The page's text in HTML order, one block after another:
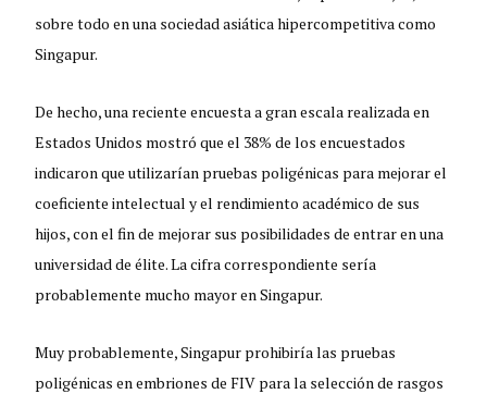
sobre todo en una sociedad asiática hipercompetitiva como
Singapur.
De hecho, una reciente encuesta a gran escala realizada en
Estados Unidos mostró que el 38% de los encuestados
indicaron que utilizarían pruebas poligénicas para mejorar el
coeficiente intelectual y el rendimiento académico de sus
hijos, con el fin de mejorar sus posibilidades de entrar en una
universidad de élite. La cifra correspondiente sería
probablemente mucho mayor en Singapur.
Muy probablemente, Singapur prohibiría las pruebas
poligénicas en embriones de FIV para la selección de rasgos